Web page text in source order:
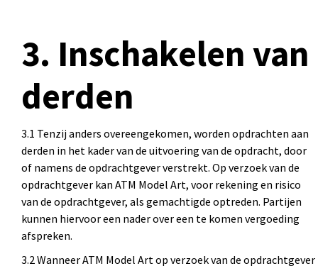
3. Inschakelen van
derden
3.1 Tenzij anders overeengekomen, worden opdrachten aan
derden in het kader van de uitvoering van de opdracht, door
of namens de opdrachtgever verstrekt. Op verzoek van de
opdrachtgever kan ATM Model Art, voor rekening en risico
van de opdrachtgever, als gemachtigde optreden. Partijen
kunnen hiervoor een nader over een te komen vergoeding
afspreken.
3.2 Wanneer ATM Model Art op verzoek van de opdrachtgever